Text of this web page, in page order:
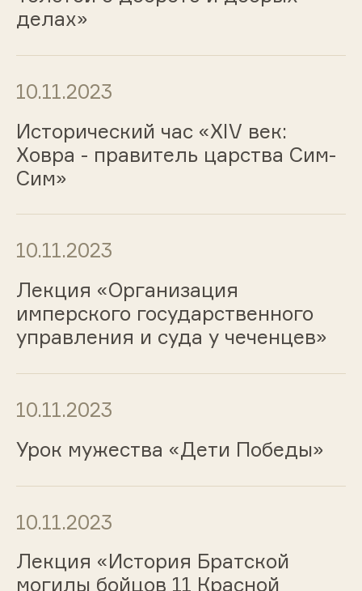
делах»
10.11.2023
Исторический час «ХIV век:
Ховра - правитель царства Сим-
Сим»
10.11.2023
Лекция «Организация
имперского государственного
управления и суда у чеченцев»
10.11.2023
Урок мужества «Дети Победы»
10.11.2023
Лекция «История Братской
могилы бойцов 11 Красной